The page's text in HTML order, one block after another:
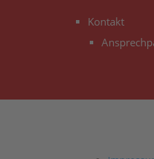
Kontakt